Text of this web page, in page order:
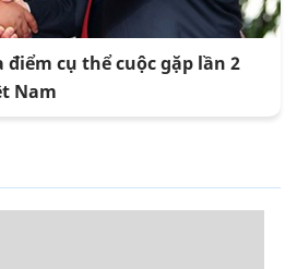
điểm cụ thể cuộc gặp lần 2
Nam